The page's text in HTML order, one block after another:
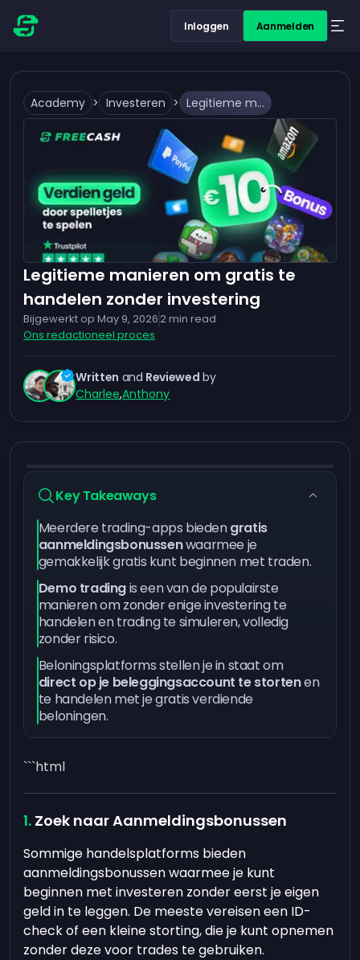
Inloggen Aanmelden
Academy > Investeren > Legitieme manieren om gratis te handelen zonder investering
Legitieme manieren om gratis te
handelen zonder investering
Bijgewerkt op May 9, 20262min read
Ons redactioneel proces
Written and Reviewed by
Charlee,Anthony
Key Takeaways
Meerdere trading-apps biedengratis
aanmeldingsbonussenwaarmee je
gemakkelijk gratis kunt beginnen met traden.
Demo tradingis een van de populairste
manieren om zonder enige investering te
handelen en trading te simuleren, volledig
zonder risico.
Beloningsplatforms stellen je in staat om
direct op je beleggingsaccount te stortenen
te handelen met je gratis verdiende
beloningen.
```html
Zoek naar Aanmeldingsbonussen
Sommige handelsplatforms bieden
aanmeldingsbonussen waarmee je kunt
beginnen met investeren zonder eerst je eigen
geld in te leggen. De meeste vereisen een ID-
check of een kleine storting, die je kunt opnemen
zonder deze voor trades te gebruiken.